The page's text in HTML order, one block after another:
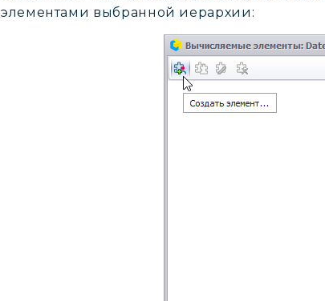
элементами выбранной иерархии: